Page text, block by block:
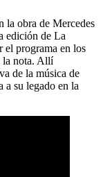
la obra de Mercedes
edición de La
el programa en los
la nota. Allí
de la música de
a su legado en la